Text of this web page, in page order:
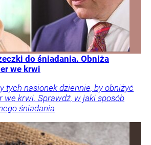
do śniadania. Obniża
we krwi
tych nasionek dziennie, by obniżyć
we krwi. Sprawdź, w jaki sposób
śniadania